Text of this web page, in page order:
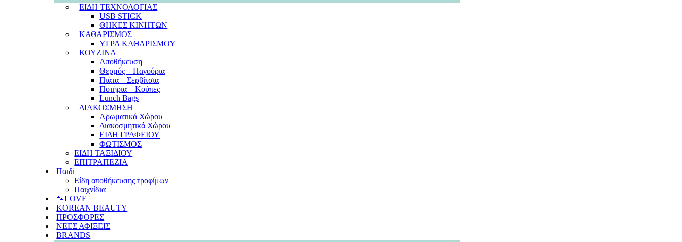
ΕΙΔΗ ΤΕΧΝΟΛΟΓΙΑΣ
USB STICK
ΘΗΚΕΣ ΚΙΝΗΤΩΝ
ΚΑΘΑΡΙΣΜΟΣ
ΥΓΡΑ ΚΑΘΑΡΙΣΜΟΥ
ΚΟΥΖΙΝΑ
Αποθήκευση
Θερμός – Παγούρια
Πιάτα – Σερβίτσια
Ποτήρια – Κούπες
Lunch Bags
ΔΙΑΚΟΣΜΗΣΗ
Αρωματικά Χώρου
Διακοσμητικά Χώρου
ΕΙΔΗ ΓΡΑΦΕΙΟΥ
ΦΩΤΙΣΜΟΣ
ΕΙΔΗ ΤΑΞΙΔΙΟΥ
ΕΠΙΤΡΑΠΕΖΙΑ
Παιδί
Είδη αποθήκευσης τροφίμων
Παιχνίδια
🐾LOVE
KOREAN BEAUTY
ΠΡΟΣΦΟΡΕΣ
ΝΕΕΣ ΑΦΙΞΕΙΣ
BRANDS